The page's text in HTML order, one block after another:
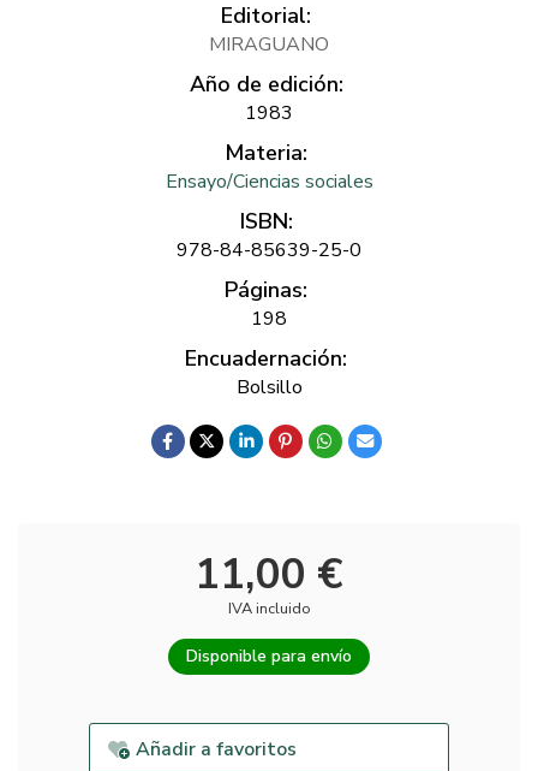
Editorial:
MIRAGUANO
Año de edición:
1983
Materia:
Ensayo/Ciencias sociales
ISBN:
978-84-85639-25-0
Páginas:
198
Encuadernación:
Bolsillo
11,00 €
IVA incluido
Disponible para envío
Añadir a favoritos